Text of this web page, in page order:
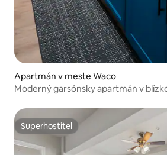
Apartmán v meste Waco
Moderný garsónsky apartmán v
Superhostiteľ
Superhostiteľ